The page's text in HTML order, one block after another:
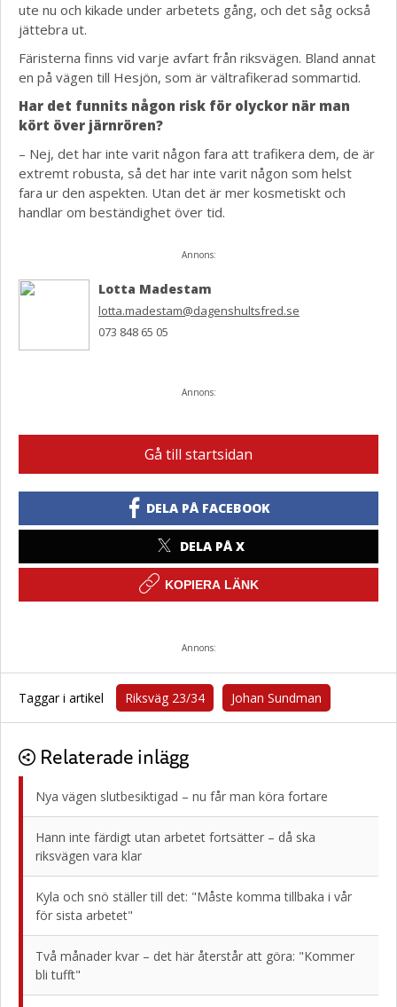
ute nu och kikade under arbetets gång, och det såg också
jättebra ut.
Färisterna finns vid varje avfart från riksvägen. Bland annat
en på vägen till Hesjön, som är vältrafikerad sommartid.
Har det funnits någon risk för olyckor när man
kört över järnrören?
– Nej, det har inte varit någon fara att trafikera dem, de är
extremt robusta, så det har inte varit någon som helst
fara ur den aspekten. Utan det är mer kosmetiskt och
handlar om beständighet över tid.
Annons:
Lotta Madestam
lotta.madestam@dagenshultsfred.se
073 848 65 05
Annons:
Gå till startsidan
DELA PÅ FACEBOOK
DELA PÅ X
KOPIERA LÄNK
Annons:
Taggar i artikel Riksväg 23/34 Johan Sundman
Relaterade inlägg
Nya vägen slutbesiktigad – nu får man köra fortare
Hann inte färdigt utan arbetet fortsätter – då ska
riksvägen vara klar
Kyla och snö ställer till det: "Måste komma tillbaka i vår
för sista arbetet"
Två månader kvar – det här återstår att göra: "Kommer
bli tufft"